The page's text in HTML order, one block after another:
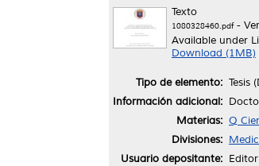
Texto
1080328460.pdf-
Available under
Download (1MB)
Tipo de elemento: Tesis
Información adicional:
Materias: Q
Divisiones:
Usuario depositante: